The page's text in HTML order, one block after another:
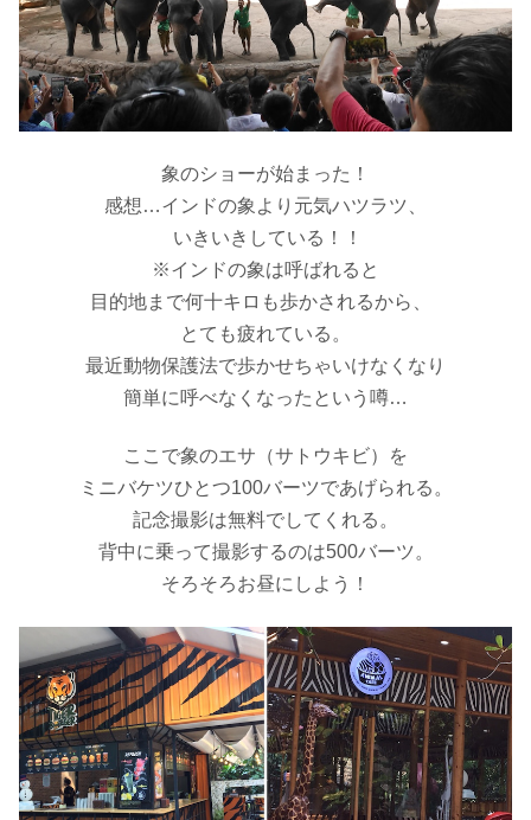
象のショーが始まった！
感想…インドの象より元気ハツラツ、
いきいきしている！！
※インドの象は呼ばれると
目的地まで何十キロも歩かされるから、
とても疲れている。
最近動物保護法で歩かせちゃいけなくなり
簡単に呼べなくなったという噂…
ここで象のエサ（サトウキビ）を
ミニバケツひとつ100バーツであげられる。
記念撮影は無料でしてくれる。
背中に乗って撮影するのは500バーツ。
そろそろお昼にしよう！